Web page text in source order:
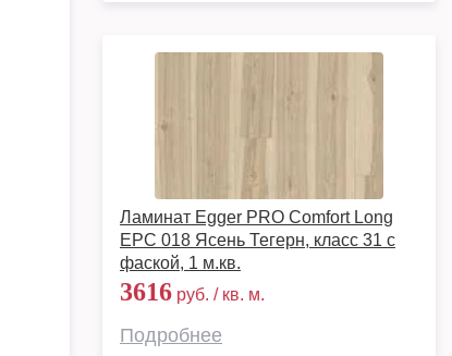
Ламинат Egger PRO Comfort Long
EPC 018 Ясень Тегерн, класс 31 с
фаской, 1 м.кв.
3616 руб. / кв. м.
Подробнее